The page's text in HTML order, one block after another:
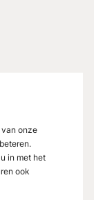
onze
in met het
ook